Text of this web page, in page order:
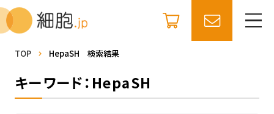
TOP HepaSH 検索結果
キーワード：HepaSH